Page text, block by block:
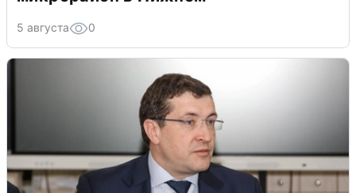
5 августа 0